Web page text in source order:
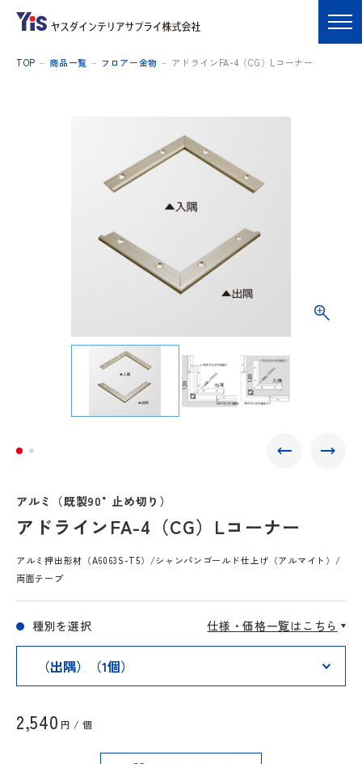
TOP 商品一覧 フロアー金物 アドラインFA-4（CG）Lコーナー
アルミ（既製90°止め切り）
アドラインFA-4（CG）Lコーナー
アルミ押出形材（A6063S-T5）/シャンパンゴールド仕上げ（アルマイト）/
両面テープ
仕様・価格一覧はこちら
種別を選択
2,540 円 / 個